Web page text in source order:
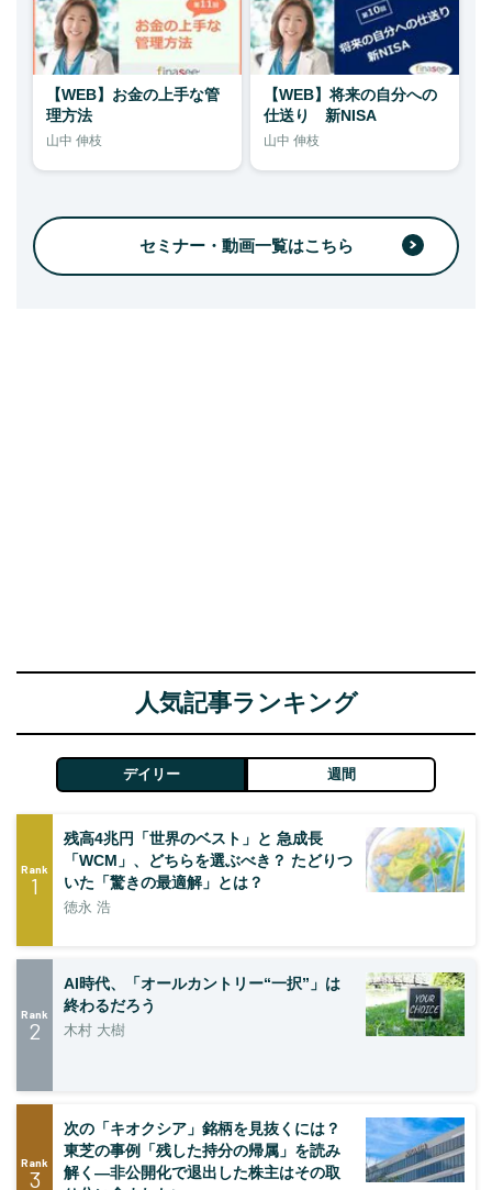
【WEB】お金の上手な管
理方法
山中 伸枝
【WEB】将来の自分への
仕送り 新NISA
山中 伸枝
セミナー・動画一覧はこちら
人気記事ランキング
デイリー 週間
Rank
1
残高4兆円「世界のベスト」と 急成長
「WCM」、どちらを選ぶべき？ たどりつ
いた「驚きの最適解」とは？
徳永 浩
Rank
2
AI時代、「オールカントリー“一択”」は
終わるだろう
木村 大樹
Rank
3
次の「キオクシア」銘柄を見抜くには？
東芝の事例「残した持分の帰属」を読み
解く—非公開化で退出した株主はその取